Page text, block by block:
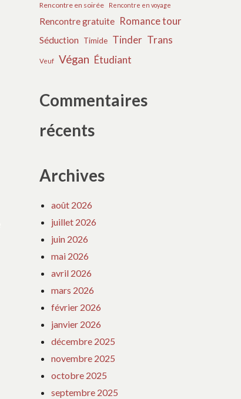
Rencontre en soirée Rencontre en voyage
Rencontre gratuite Romance tour
Séduction Timide Tinder Trans
Veuf Végan Étudiant
Commentaires
récents
Archives
août 2026
juillet 2026
juin 2026
mai 2026
avril 2026
mars 2026
février 2026
janvier 2026
décembre 2025
novembre 2025
octobre 2025
septembre 2025